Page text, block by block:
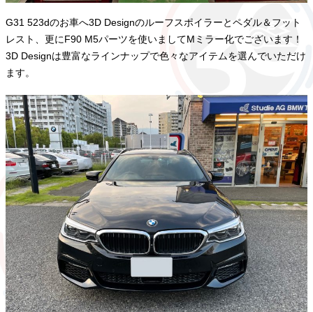
G31 523dのお車へ3D Designのルーフスポイラーとペダル＆フット
レスト、更にF90 M5パーツを使いましてMミラー化でございます！
3D Designは豊富なラインナップで色々なアイテムを選んでいただけ
ます。